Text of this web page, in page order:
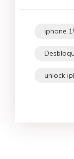
iphone
unlock